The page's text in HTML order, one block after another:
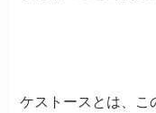
ケストースとは、こ